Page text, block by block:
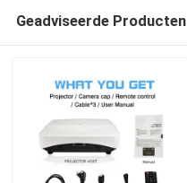
Geadviseerde Producten